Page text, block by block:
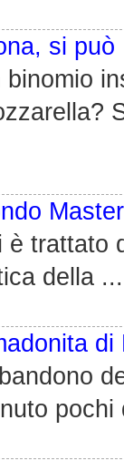
si può
è trattato
della ...
di